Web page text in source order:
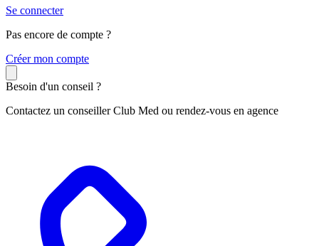
Se connecter
Pas encore de compte ?
Créer mon compte
Besoin d'un conseil ?
Contactez un conseiller Club Med ou rendez-vous en agence